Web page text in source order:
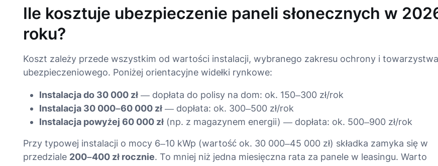
Ile kosztuje ubezpieczenie paneli słonecznych w
roku?
Koszt zależy przede wszystkim od wartości instalacji, wybranego zakresu ochrony i towarzystwa
ubezpieczeniowego. Poniżej orientacyjne widełki rynkowe:
Instalacja do 30 000 zł— dopłata do polisy na dom: ok. 150–300 zł/rok
Instalacja 30 000–60 000 zł— dopłata: ok. 300–500 zł/rok
Instalacja powyżej 60 000 zł(np. z magazynem energii) — dopłata: ok. 500–900 zł/rok
Przy typowej instalacji o mocy 6–10 kWp (wartość ok. 30 000–45 000 zł) składka zamyka się w
przedziale 200–400 zł rocznie. To mniej niż jedna miesięczna rata za panele w leasingu. Warto